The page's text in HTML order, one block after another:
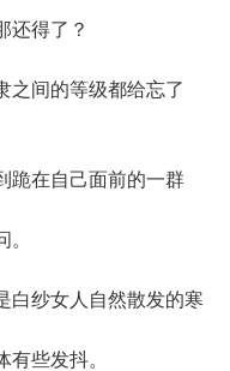
还得了？
间的等级都给忘了
在自己面前的一群
纱女人自然散发的寒
些发抖。